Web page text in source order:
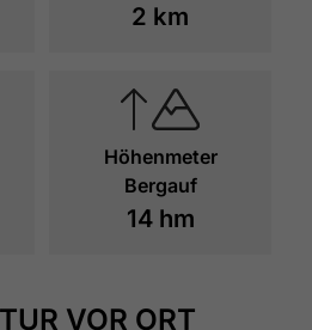
2 km
Höhenmeter
Bergauf
14 hm
VOR ORT